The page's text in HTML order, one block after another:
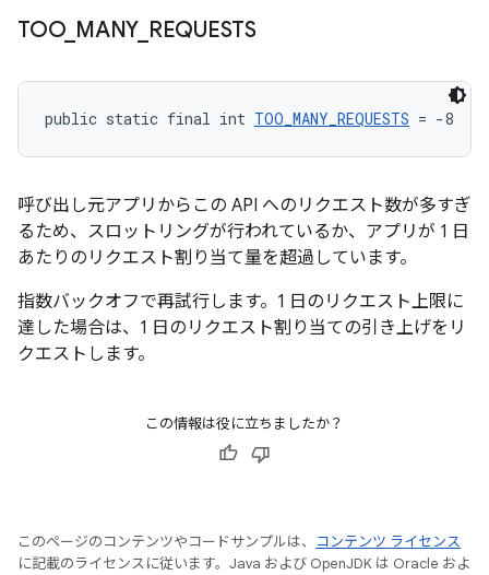
TOO_ MANY_ REQUESTS
public static final int TOO_MANY_REQUESTS = -8
呼び出し元アプリからこの API へのリクエスト数が多すぎ
るため、スロットリングが行われているか、アプリが 1 日
あたりのリクエスト割り当て量を超過しています。
指数バックオフで再試行します。1 日のリクエスト上限に
達した場合は、1 日のリクエスト割り当ての引き上げをリ
クエストします。
この情報は役に立ちましたか？
このページのコンテンツやコードサンプルは、
コンテンツ ライセンス
に記載のライセンスに従います。Java および OpenJDK は Oracle およ